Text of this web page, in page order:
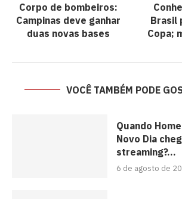
Corpo de bombeiros:
Campinas deve ganhar
duas novas bases
Brasil
Copa;
VOCÊ TAMBÉM PODE
Quando
Novo Dia
streaming?...
6 de agosto de